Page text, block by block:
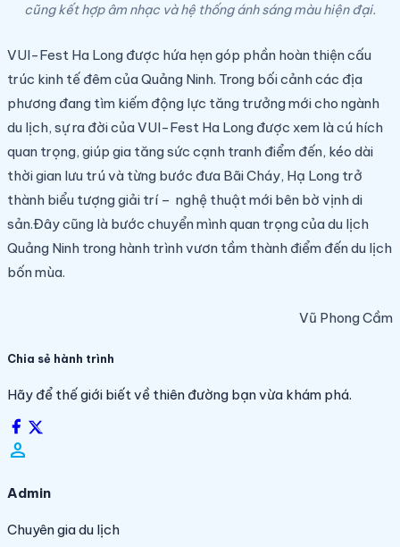
cũng kết hợp âm nhạc và hệ thống ánh sáng màu hiện đại.
VUI-Fest Ha Long được hứa hẹn góp phần hoàn thiện cấu
trúc kinh tế đêm của Quảng Ninh. Trong bối cảnh các địa
phương đang tìm kiếm động lực tăng trưởng mới cho ngành
du lịch, sự ra đời của VUI-Fest Ha Long được xem là cú hích
quan trọng, giúp gia tăng sức cạnh tranh điểm đến, kéo dài
thời gian lưu trú và từng bước đưa Bãi Cháy, Hạ Long trở
thành biểu tượng giải trí – nghệ thuật mới bên bờ vịnh di
sản.Đây cũng là bước chuyển mình quan trọng của du lịch
Quảng Ninh trong hành trình vươn tầm thành điểm đến du lịch
bốn mùa.
Vũ Phong Cầm
Chia sẻ hành trình
Hãy để thế giới biết về thiên đường bạn vừa khám phá.
person_filled
Admin
Chuyên gia du lịch